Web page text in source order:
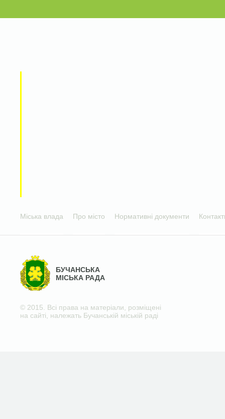
Міська влада Про місто Нормативні документи
БУЧАНСЬКА
МІСЬКА РАДА
© 2015. Всі права на матеріали, розміщені
на сайті, належать Бучанській міській раді